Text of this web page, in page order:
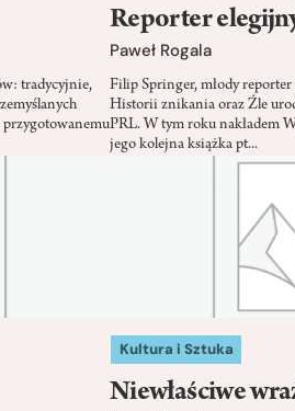
tradycyjnie,
przygotowanemu
Reporter
Paweł Rogala
Filip Springer, młody
Historii znikania oraz Źle
PRL. W tym roku nakładem
jego kolejna książka pt...
Kultura i Sztuka
Niewłaściwe